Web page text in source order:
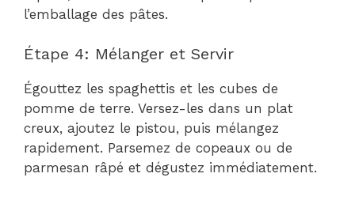
l’emballage des pâtes.
Étape 4: Mélanger et Servir
Égouttez les spaghettis et les cubes de
pomme de terre. Versez-les dans un plat
creux, ajoutez le pistou, puis mélangez
rapidement. Parsemez de copeaux ou de
parmesan râpé et dégustez immédiatement.